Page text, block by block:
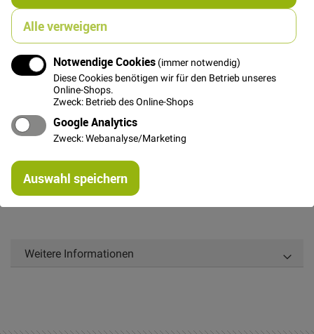
Alle verweigern
Notwendige Cookies (immer notwendig)
Diese Cookies benötigen wir für den Betrieb unseres
Online-Shops.
Zweck: Betrieb des Online-Shops
Google Analytics
Zweck: Webanalyse/Marketing
Auswahl speichern
Details
Zarter fließender Viskosestoff in Uni.
Der Stoff eignet sich perfekt für sommerliche
Bekleidung aller Art, aber auch für elegante Blusen und
fließende Röcke.
Dieser Stoff ist nach OEKO-TEX® Standard 100
geprüft.
Weitere Informationen